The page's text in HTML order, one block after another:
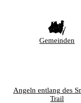
Gemeinden
Angeln entlang des
Trail